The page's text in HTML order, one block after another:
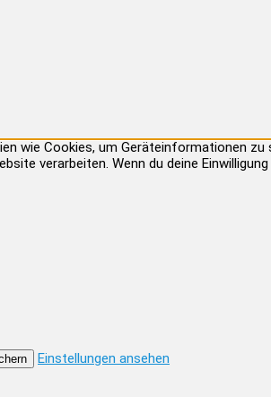
wie Cookies, um Geräteinformationen
verarbeiten. Wenn du deine
Einstellungen ansehen